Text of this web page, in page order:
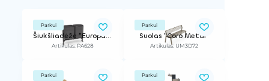
Parkui
Šiukšliadėžė "Europa", dviguba
Artikulas: PA628
Parkui
Suolas "Coro Metal"
Artikulas: UM3D72
Parkui Parkui